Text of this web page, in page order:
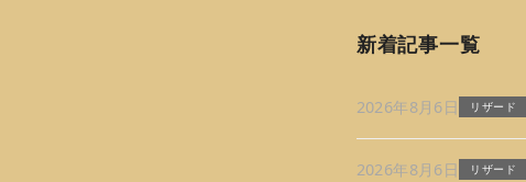
新着記事一覧
2026年8月6日 リザード
2026年8月6日 リザード